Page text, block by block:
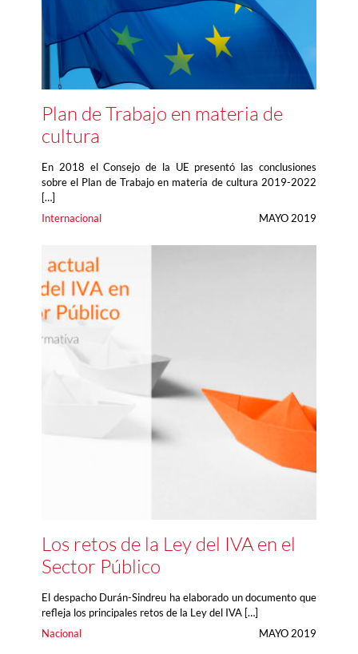
Plan de Trabajo en materia de
cultura
En 2018 el Consejo de la UE presentó las conclusiones
sobre el Plan de Trabajo en materia de cultura 2019-2022
[…]
Internacional
MAYO 2019
Los retos de la Ley del IVA en el
Sector Público
El despacho Durán-Sindreu ha elaborado un documento que
refleja los principales retos de la Ley del IVA […]
Nacional
MAYO 2019